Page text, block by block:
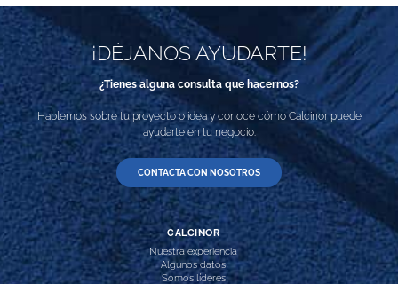
¡DÉJANOS AYUDARTE!
¿Tienes alguna consulta que hacernos?
Hablemos sobre tu proyecto o idea y conoce cómo Calcinor puede
ayudarte en tu negocio.
CONTACTA CON NOSOTROS
CALCINOR
Nuestra experiencia
Algunos datos
Somos líderes